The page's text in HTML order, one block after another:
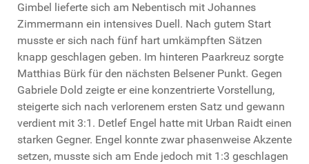
Gimbel lieferte sich am Nebentisch mit Johannes
Zimmermann ein intensives Duell. Nach gutem Start
musste er sich nach fünf hart umkämpften Sätzen
knapp geschlagen geben. Im hinteren Paarkreuz sorgte
Matthias Bürk für den nächsten Belsener Punkt. Gegen
Gabriele Dold zeigte er eine konzentrierte Vorstellung,
steigerte sich nach verlorenem ersten Satz und gewann
verdient mit 3:1. Detlef Engel hatte mit Urban Raidt einen
starken Gegner. Engel konnte zwar phasenweise Akzente
setzen, musste sich am Ende jedoch mit 1:3 geschlagen